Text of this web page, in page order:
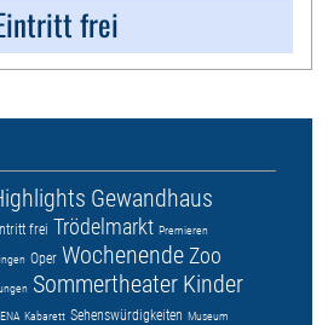
frei
Gewandhaus
frei Trödelmarkt Premieren
Oper WochenendeZoo
Sommertheater Kinder
Kabarett Sehenswürdigkeiten Museum